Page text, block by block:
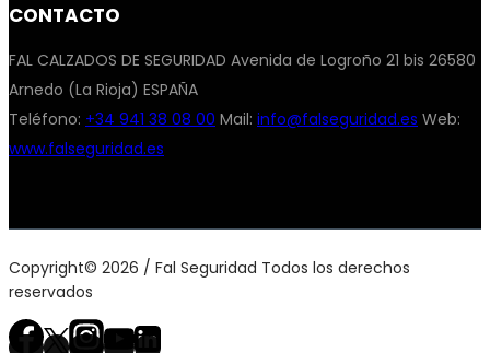
CONTACTO
FAL CALZADOS DE SEGURIDAD Avenida de Logroño 21 bis 26580
Arnedo (La Rioja) ESPAÑA
Teléfono: +34 941 38 08 00 Mail: info@falseguridad.es Web:
www.falseguridad.es
Copyright© 2026 / Fal Seguridad Todos los derechos
reservados